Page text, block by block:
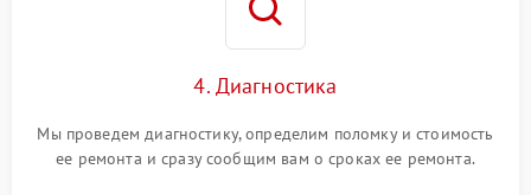
4. Диагностика
Мы проведем диагностику, определим поломку и стоимость
ее ремонта и сразу сообщим вам о сроках ее ремонта.